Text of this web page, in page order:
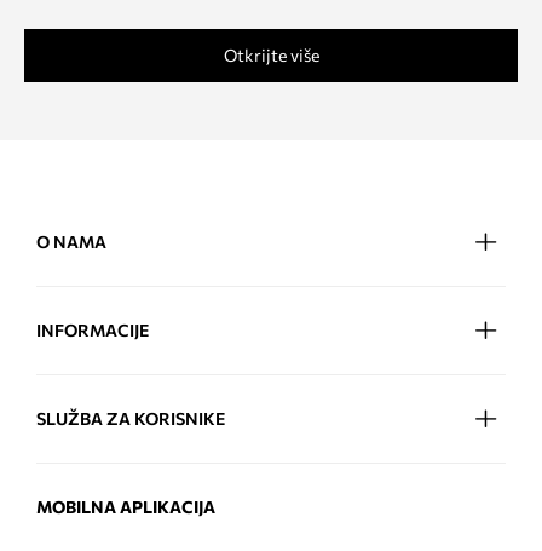
Otkrijte više
O NAMA
INFORMACIJE
SLUŽBA ZA KORISNIKE
MOBILNA APLIKACIJA